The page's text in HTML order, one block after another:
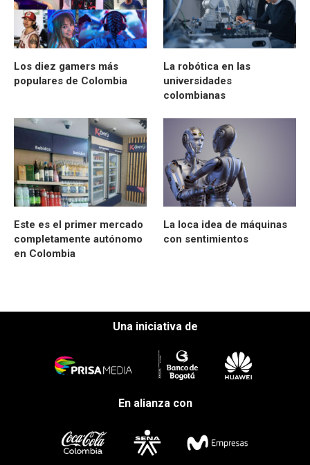
Los diez gamers más
populares de Colombia
La robótica en las
universidades
colombianas
Este es el primer mercado
completamente autónomo
en Colombia
La loca idea de máquinas
con sentimientos
Una iniciativa de
En alianza con